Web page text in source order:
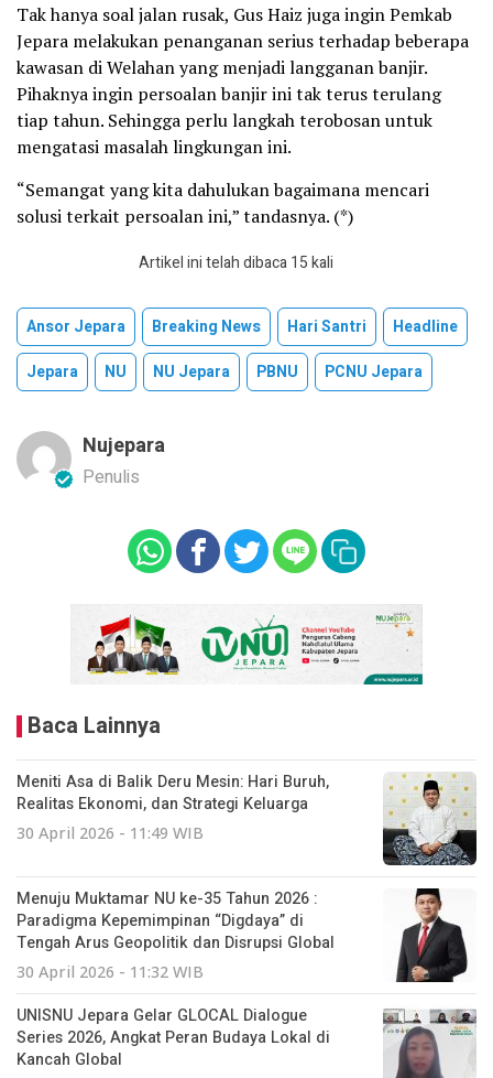
Tak hanya soal jalan rusak, Gus Haiz juga ingin Pemkab
Jepara melakukan penanganan serius terhadap beberapa
kawasan di Welahan yang menjadi langganan banjir.
Pihaknya ingin persoalan banjir ini tak terus terulang
tiap tahun. Sehingga perlu langkah terobosan untuk
mengatasi masalah lingkungan ini.
“Semangat yang kita dahulukan bagaimana mencari
solusi terkait persoalan ini,” tandasnya. (*)
Artikel ini telah dibaca 15 kali
Ansor Jepara Breaking News Hari Santri
Headline
Jepara
NU NU Jepara PBNU PCNU Jepara
Nujepara
Penulis
Baca Lainnya
Meniti Asa di Balik Deru Mesin: Hari Buruh,
Realitas Ekonomi, dan Strategi Keluarga
30 April 2026 - 11:49 WIB
Menuju Muktamar NU ke-35 Tahun 2026 :
Paradigma Kepemimpinan “Digdaya” di
Tengah Arus Geopolitik dan Disrupsi Global
30 April 2026 - 11:32 WIB
UNISNU Jepara Gelar GLOCAL Dialogue
Series 2026, Angkat Peran Budaya Lokal di
Kancah Global